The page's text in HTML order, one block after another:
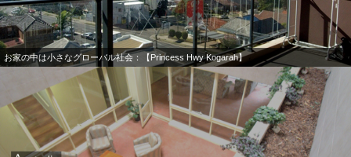
お家の中は小さなグローバル社会：【Princess Hwy Kogarah】